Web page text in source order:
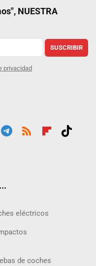
NUESTRA
SUSCRIBIR
privacidad
eléctricos
de coches